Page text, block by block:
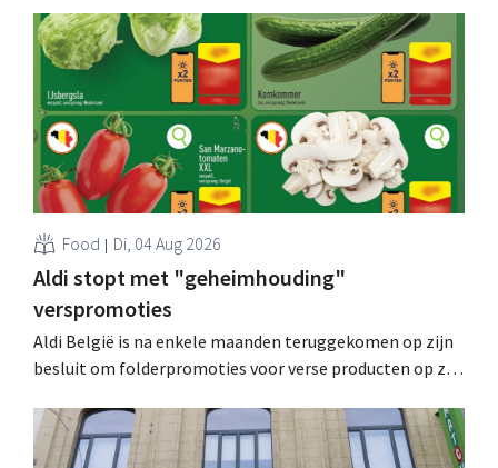
Food Di, 04 Aug 2026
Aldi stopt met "geheimhouding"
verspromoties
Aldi België is na enkele maanden teruggekomen op zijn
besluit om folderpromoties voor verse producten op zijn
werking treden: "Onze klanten willen goed
geïnformeerd worden." .